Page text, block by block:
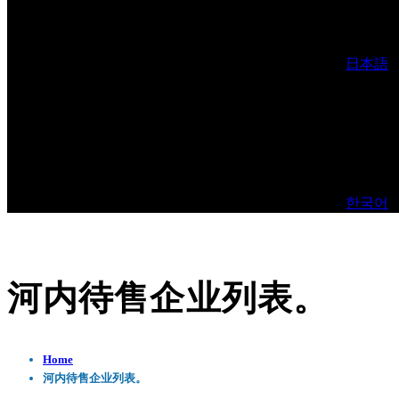
日本語
한국어
河内待售企业列表。
Home
河内待售企业列表。